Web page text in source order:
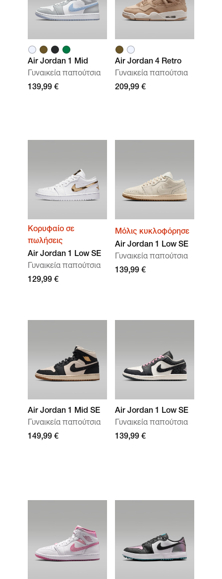
Air Jordan 1 Mid
Γυναικεία παπούτσια
139,99 €
Air Jordan 4 Retro
Γυναικεία παπούτσια
209,99 €
Κορυφαίο σε
πωλήσεις
Air Jordan 1 Low SE
Γυναικεία παπούτσια
129,99 €
Μόλις κυκλοφόρησε
Air Jordan 1 Low SE
Γυναικεία παπούτσια
139,99 €
Air Jordan 1 Mid SE
Γυναικεία παπούτσια
149,99 €
Air Jordan 1 Low SE
Γυναικεία παπούτσια
139,99 €